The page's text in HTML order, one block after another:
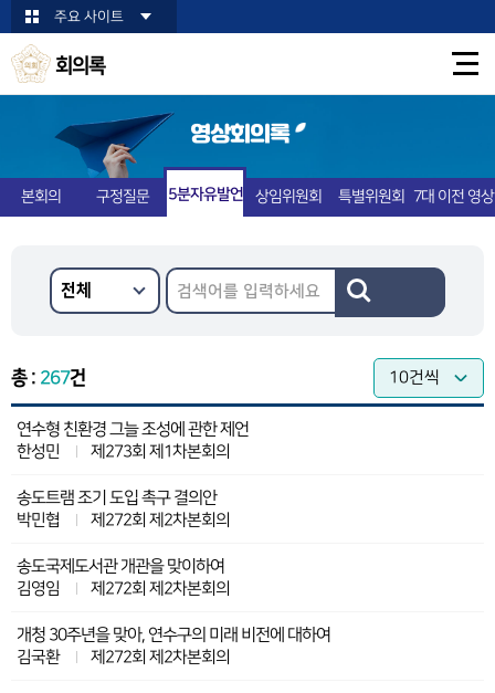
본문바로가기주요 사이트
회의록
영상회의록
본회의 구정질문 5분자유발언 상임위원회 특별위원회 7대 이전 영상
총 : 267건
연수형 친환경 그늘 조성에 관한 제언
한성민
제273회 제1차본회의
송도트램 조기 도입 촉구 결의안
박민협
제272회 제2차본회의
송도국제도서관 개관을 맞이하여
김영임
제272회 제2차본회의
개청 30주년을 맞아, 연수구의 미래 비전에 대하여
김국환
제272회 제2차본회의